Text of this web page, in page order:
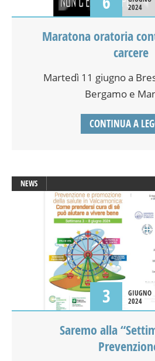
2024
Maratona oratoria
carcere
Martedì 11 giugno a
Bergamo e
CONTINUA A
NEWS
3
GIUGNO
2024
Saremo alla